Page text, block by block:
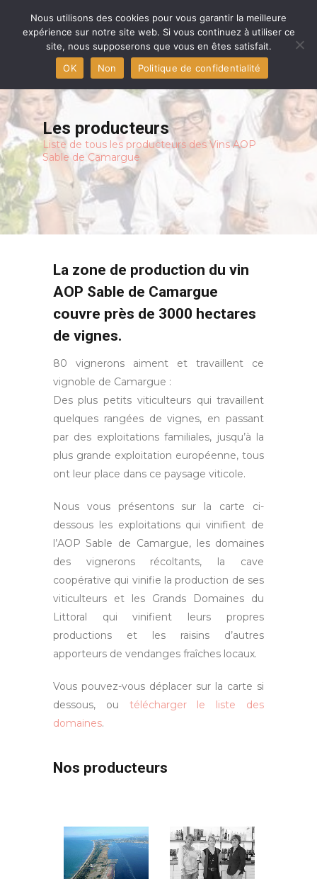
Accueil
Aigues-Mortes capitale
Les producteurs
L’AOP et les vins
Le terroir
Presse
Contact
Les producteurs
Liste de tous les producteurs des Vins AOP
Sable de Camargue
La zone de production du vin
AOP Sable de Camargue
couvre près de 3000 hectares
de vignes.
80 vignerons aiment et travaillent ce
vignoble de Camargue :
Des plus petits viticulteurs qui travaillent
quelques rangées de vignes, en passant
par des exploitations familiales, jusqu’à la
plus grande exploitation européenne, tous
ont leur place dans ce paysage viticole.
Nous vous présentons sur la carte ci-
dessous les exploitations qui vinifient de
l’AOP Sable de Camargue, les domaines
des vignerons récoltants, la cave
coopérative qui vinifie la production de ses
viticulteurs et les Grands Domaines du
Littoral qui vinifient leurs propres
productions et les raisins d’autres
apporteurs de vendanges fraîches locaux.
Vous pouvez-vous déplacer sur la carte si
dessous, ou télécharger le liste des
domaines.
Nos producteurs
Nous utilisons des cookies pour vous garantir la meilleure
expérience sur notre site web. Si vous continuez à utiliser ce
site, nous supposerons que vous en êtes satisfait.
OK
Non Politique de confidentialité